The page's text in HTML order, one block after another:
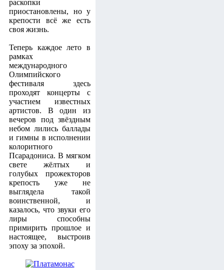
раскопки
приостановлены, но у
крепости всё же есть
своя жизнь.
Теперь каждое лето в
рамках
международного
Олимпийского
фестиваля здесь
проходят концерты с
участием известных
артистов. В один из
вечеров под звёздным
небом лились баллады
и гимны в исполнении
колоритного
Псарадониса. В мягком
свете жёлтых и
голубых прожекторов
крепость уже не
выглядела такой
воинственной, и
казалось, что звуки его
лиры способны
примирить прошлое и
настоящее, выстроив
эпоху за эпохой.